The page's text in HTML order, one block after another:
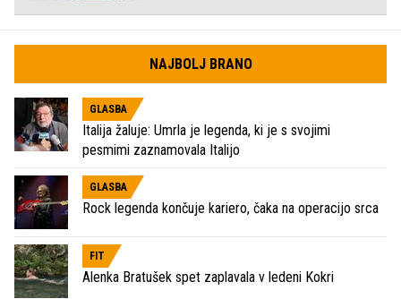
NAJBOLJ BRANO
GLASBA
Italija žaluje: Umrla je legenda, ki je s svojimi
pesmimi zaznamovala Italijo
GLASBA
Rock legenda končuje kariero, čaka na operacijo srca
FIT
Alenka Bratušek spet zaplavala v ledeni Kokri